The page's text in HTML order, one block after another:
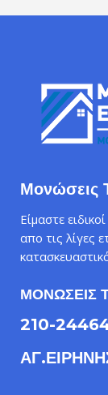
Μονώσεις
Είμαστε
απο τις λίγες
ΜΟΝΩΣΕΙΣ
210-